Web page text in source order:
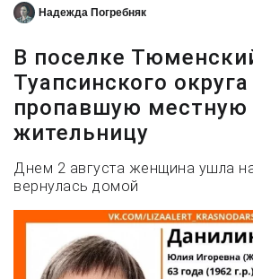
Надежда Погребняк
В поселке
Туапсинского
пропавшую местную
жительницу
Днем 2 августа женщина ушла
вернулась домой